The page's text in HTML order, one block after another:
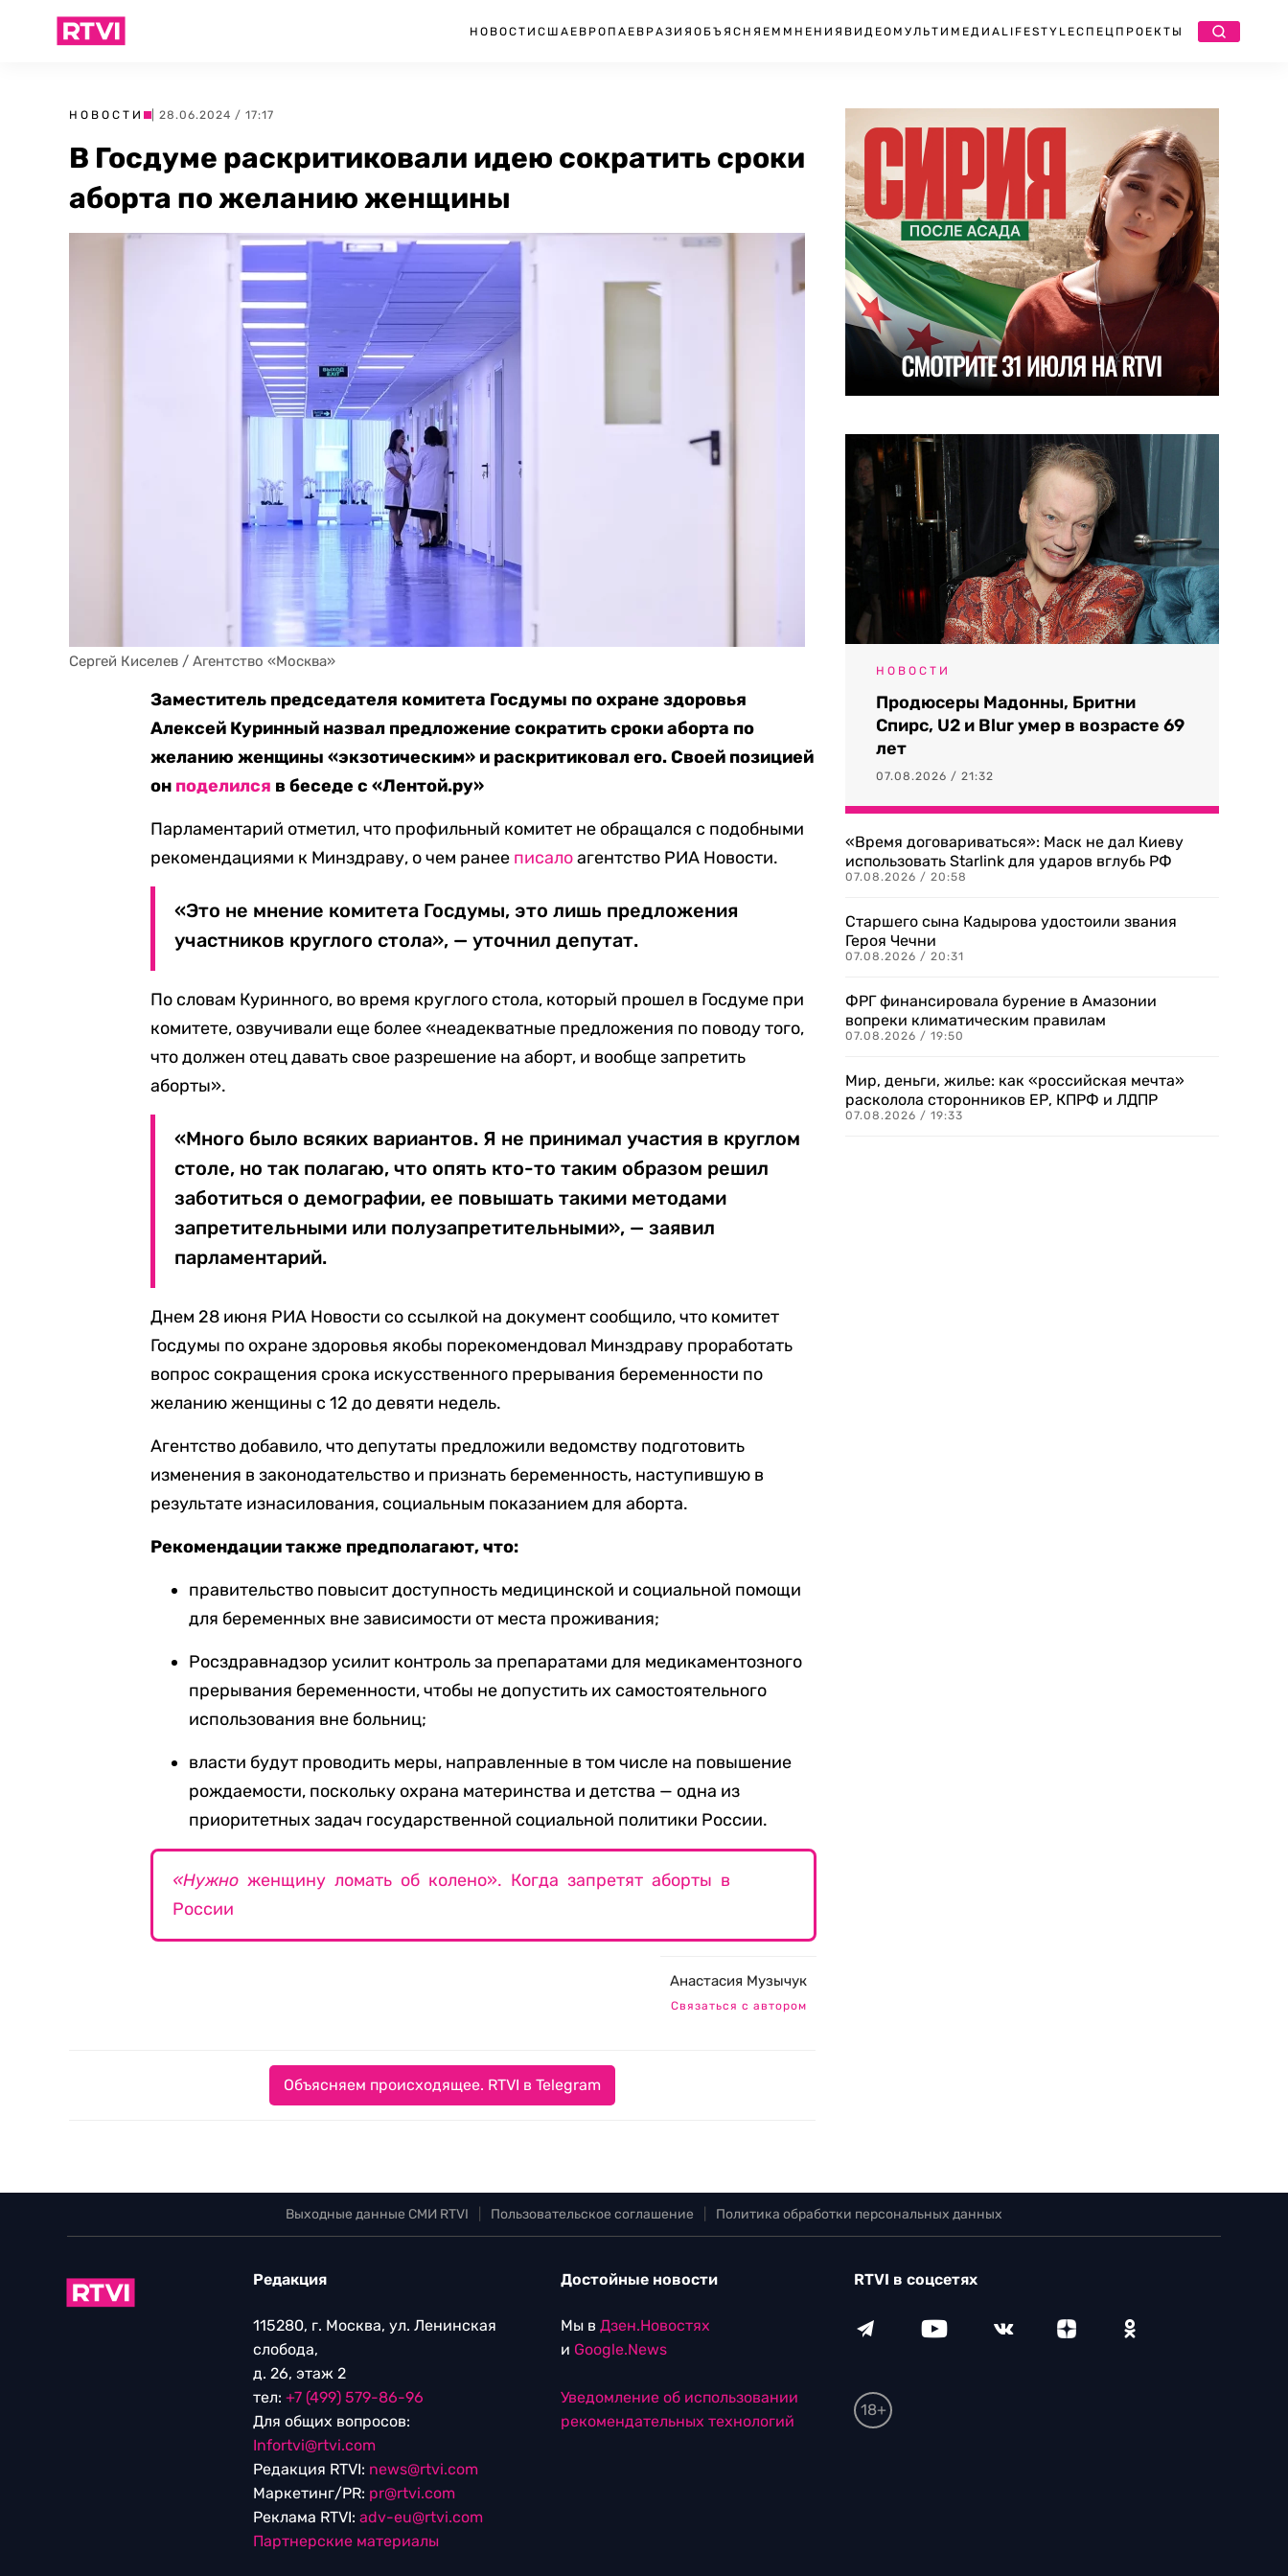
НОВОСТИ США ЕВРОПА ЕВРАЗИЯ ОБЪЯСНЯЕМ МНЕНИЯ ВИДЕО МУЛЬТИМЕДИА LIFESTYLEСПЕЦПРОЕКТЫ
НОВОСТИ | 28.06.2024 / 17:17
В Госдуме раскритиковали идею сократить сроки
аборта по желанию женщины
Сергей Киселев / Агентство «Москва»
Заместитель председателя комитета Госдумы по охране здоровья
Алексей Куринный назвал предложение сократить сроки аборта по
желанию женщины «экзотическим» и раскритиковал его. Своей позицией
он поделился в беседе с «Лентой.ру»
Парламентарий отметил, что профильный комитет не обращался с подобными
рекомендациями к Минздраву, о чем ранее писалоагентство РИА Новости.
«Это не мнение комитета Госдумы, это лишь предложения
участников круглого стола», — уточнил депутат.
По словам Куринного, во время круглого стола, который прошел в Госдуме при
комитете, озвучивали еще более «неадекватные предложения по поводу того,
что должен отец давать свое разрешение на аборт, и вообще запретить
аборты».
«Много было всяких вариантов. Я не принимал участия в круглом
столе, но так полагаю, что опять кто-то таким образом решил
заботиться о демографии, ее повышать такими методами
запретительными или полузапретительными», — заявил
парламентарий.
Днем 28 июня РИА Новости со ссылкой на документ сообщило, что комитет
Госдумы по охране здоровья якобы порекомендовал Минздраву проработать
вопрос сокращения срока искусственного прерывания беременности по
желанию женщины с 12 до девяти недель.
Агентство добавило, что депутаты предложили ведомству подготовить
изменения в законодательство и признать беременность, наступившую в
результате изнасилования, социальным показанием для аборта.
Рекомендации также предполагают, что:
правительство повысит доступность медицинской и социальной помощи
для беременных вне зависимости от места проживания;
Росздравнадзор усилит контроль за препаратами для медикаментозного
прерывания беременности, чтобы не допустить их самостоятельного
использования вне больниц;
власти будут проводить меры, направленные в том числе на повышение
рождаемости, поскольку охрана материнства и детства — одна из
приоритетных задач государственной социальной политики России.
«Нужно женщину ломать об колено». Когда запретят аборты в
России
Анастасия Музычук
Связаться с автором
Объясняем происходящее. RTVI в Telegram
НОВОСТИ
Продюсеры Мадонны, Бритни
Спирс, U2 и Blur умер в возрасте 69
лет
07.08.2026 / 21:32
«Время договариваться»: Маск не дал Киеву
использовать Starlink для ударов вглубь РФ
07.08.2026 / 20:58
Старшего сына Кадырова удостоили звания
Героя Чечни
07.08.2026 / 20:31
ФРГ финансировала бурение в Амазонии
вопреки климатическим правилам
07.08.2026 / 19:50
Мир, деньги, жилье: как «российская мечта»
расколола сторонников ЕР, КПРФ и ЛДПР
07.08.2026 / 19:33
Выходные данные СМИ RTVI Пользовательское соглашение Политика обработки персональных данных
Редакция
115280, г. Москва, ул. Ленинская
слобода,
д. 26, этаж 2
тел: +7 (499) 579-86-96
Для общих вопросов:
Infortvi@rtvi.com
Редакция RTVI: news@rtvi.com
Маркетинг/PR: pr@rtvi.com
Реклама RTVI: adv-eu@rtvi.com
Партнерские материалы
Достойные новости
Мы в Дзен.Новостях
и Google.News
Уведомление об использовании
рекомендательных технологий
RTVI в соцсетях
18+